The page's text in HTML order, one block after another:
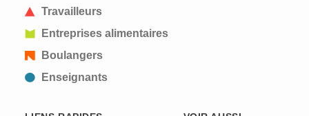
Travailleurs
Entreprises alimentaires
Boulangers
Enseignants